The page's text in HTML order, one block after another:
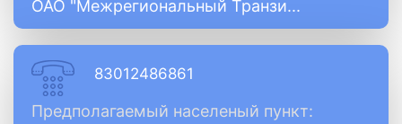
ОАО "Межрегиональный Транзи...
83012486861
Предполагаемый населеный пункт: